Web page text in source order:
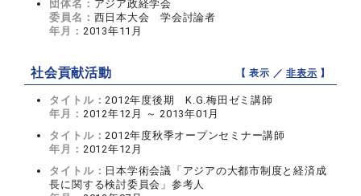
団体名： アジア政経学会
委員名： 西日本大会 学会討論者
年月： 2013年11月
社会貢献活動 【 表示 ／非表示 】
タイトル：2012年度後期 K.G.梅田ゼミ講師
年月： 2012年12月 ～ 2013年01月
タイトル：2012年度秋季オープンセミナー講師
年月： 2012年12月
タイトル： 日本学術会議「アジアの大都市制度と経済成
長に関する検討委員会」参考人